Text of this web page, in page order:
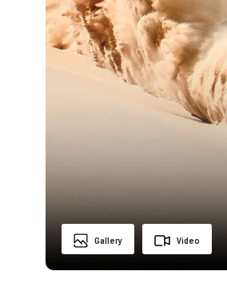
Gallery Video